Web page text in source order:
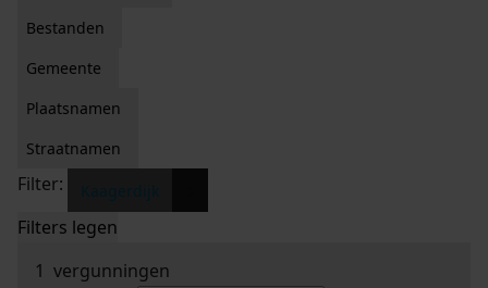
Bestanden
Gemeente
Plaatsnamen
Straatnamen
Filter:
Filters legen
1 vergunningen